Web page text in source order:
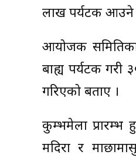
लाख पर्यटक आउने
आयोजक समितिका
बाह्य पर्यटक गरी
गरिएको बताए ।
कुम्भमेला प्रारम्भ
मदिरा र